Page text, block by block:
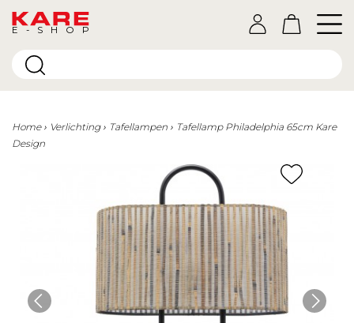
E-SHOP
Home Verlichting Tafellampen
Tafellamp Philadelphia 65cm Kare
Design